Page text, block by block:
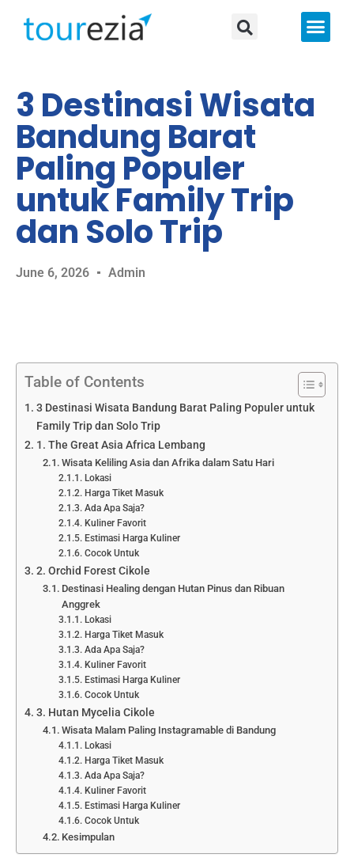
3 Destinasi Wisata
Bandung Barat
Paling Populer
untuk Family Trip
dan Solo Trip
June 6, 2026 Admin
Table of Contents
3 Destinasi Wisata Bandung Barat Paling Populer untuk
Family Trip dan Solo Trip
1. The Great Asia Africa Lembang
Wisata Keliling Asia dan Afrika dalam Satu Hari
Lokasi
Harga Tiket Masuk
Ada Apa Saja?
Kuliner Favorit
Estimasi Harga Kuliner
Cocok Untuk
2. Orchid Forest Cikole
Destinasi Healing dengan Hutan Pinus dan Ribuan
Anggrek
Lokasi
Harga Tiket Masuk
Ada Apa Saja?
Kuliner Favorit
Estimasi Harga Kuliner
Cocok Untuk
3. Hutan Mycelia Cikole
Wisata Malam Paling Instagramable di Bandung
Lokasi
Harga Tiket Masuk
Ada Apa Saja?
Kuliner Favorit
Estimasi Harga Kuliner
Cocok Untuk
Kesimpulan